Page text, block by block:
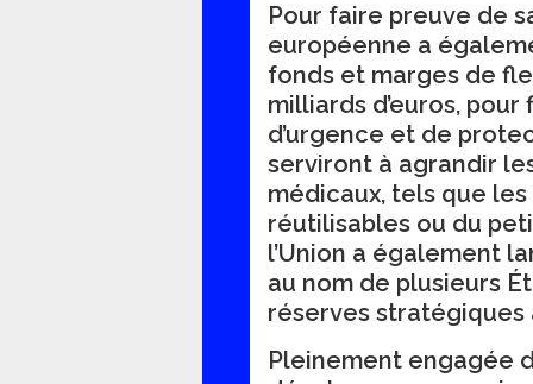
Pour faire preuve de
européenne a
fonds et marges de
milliards d’euros,
d’urgence et de
serviront à agrandir
médicaux, tels que
réutilisables ou du
l’Union a également
au nom de plusieurs
réserves stratégiques
Pleinement engagée